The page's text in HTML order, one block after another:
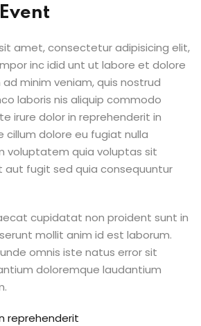
amet, consectetur adipisicing elit,
inc idid unt ut labore et dolore
minim veniam, quis nostrud
laboris nis aliquip commodo
irure dolor in reprehenderit in
dolore eu fugiat nulla
voluptatem quia voluptas sit
fugit sed quia consequuntur
cupidatat non proident sunt in
mollit anim id est laborum.
omnis iste natus error sit
doloremque laudantium
reprehenderit